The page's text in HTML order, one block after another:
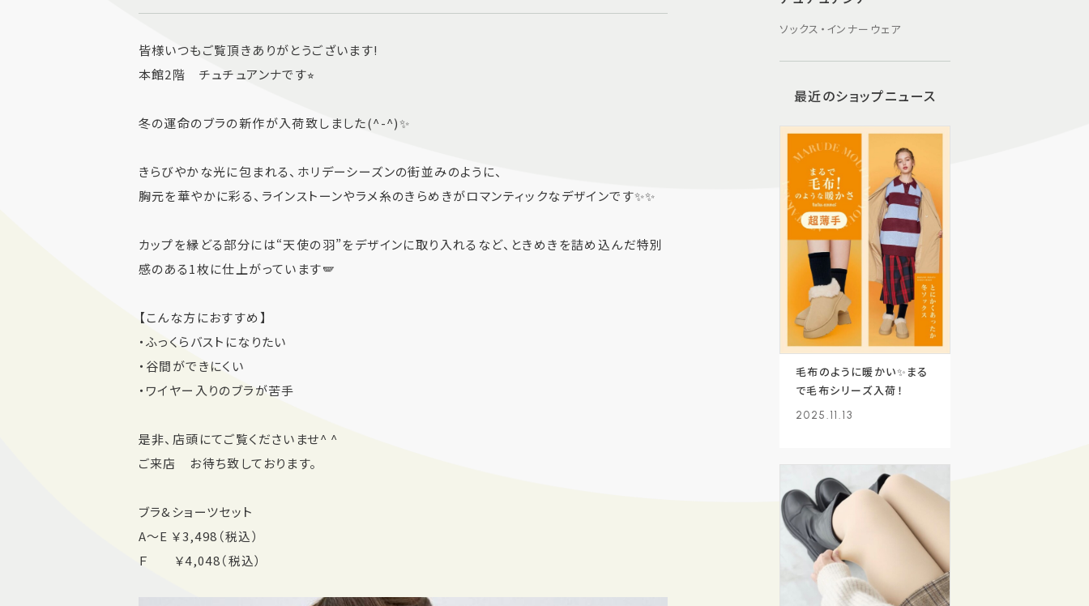
ソックス・インナーウェア
皆様いつもご覧頂きありがとうございます!
本館2階 チュチュアンナです⭐︎
冬の運命のブラの新作が入荷致しました(^-^)✨
きらびやかな光に包まれる、ホリデーシーズンの街並みのように、
胸元を華やかに彩る、ラインストーンやラメ糸のきらめきがロマンティックなデザインです✨✨
カップを縁どる部分には“天使の羽”をデザインに取り入れるなど、ときめきを詰め込んだ特別
感のある1枚に仕上がっています🪽
【こんな方におすすめ】
・ふっくらバストになりたい
・谷間ができにくい
・ワイヤー入りのブラが苦手
是非、店頭にてご覧くださいませ^ ^
ご来店 お待ち致しております。
ブラ&ショーツセット
A〜E ￥3,498（税込）
Ｆ ￥4,048（税込）
最近のショップニュース
毛布のように暖かい✨まる
で毛布シリーズ入荷！
2025.11.13